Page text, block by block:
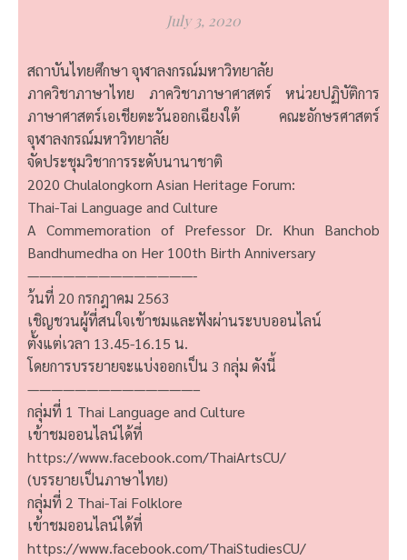
July 3, 2020
สถาบันไทยศึกษา จุฬาลงกรณ์มหาวิทยาลัย
ภาควิชาภาษาไทย ภาควิชาภาษาศาสตร์ หน่วยปฏิบัติการ
ภาษาศาสตร์เอเชียตะวันออกเฉียงใต้ คณะอักษรศาสตร์
จุฬาลงกรณ์มหาวิทยาลัย
จัดประชุมวิชาการระดับนานาชาติ
2020 Chulalongkorn Asian Heritage Forum:
Thai-Tai Language and Culture
A Commemoration of Prefessor Dr. Khun Banchob
Bandhumedha on Her 100th Birth Anniversary
——————————————-
ว้นที่ 20 กรกฎาคม 2563
เชิญชวนผู้ที่สนใจเข้าชมและฟังผ่านระบบออนไลน์
ตั้งแต่เวลา 13.45-16.15 น.
โดยการบรรยายจะแบ่งออกเป็น 3 กลุ่ม ดังนี้
——————————————–
กลุ่มที่ 1 Thai Language and Culture
เข้าชมออนไลน์ได้ที่
https://www.facebook.com/ThaiArtsCU/
(บรรยายเป็นภาษาไทย)
กลุ่มที่ 2 Thai-Tai Folklore
เข้าชมออนไลน์ได้ที่
https://www.facebook.com/ThaiStudiesCU/